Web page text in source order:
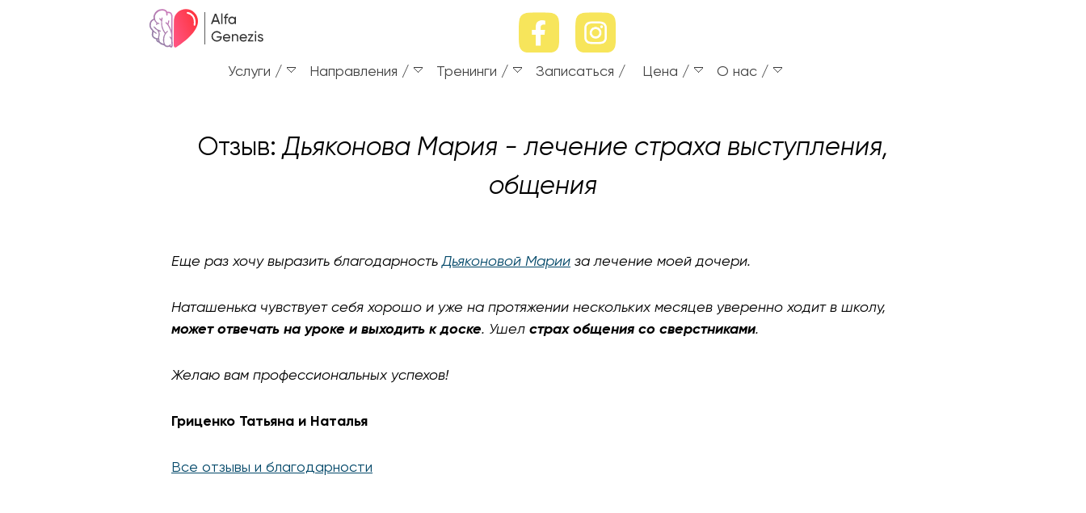
Услуги Направления Тренинги Записаться Цена О нас
Отзыв:Дьяконова Мария - лечение страха выступления,
общения
Еще раз хочу выразить благодарностьДьяконовой Марии за лечение моей дочери.
Наташенька чувствует себя хорошо и уже на протяжении нескольких месяцев уверенно ходит в школу,
может отвечать на уроке и выходить к доске. Ушел страх общения со сверстниками.
Желаю вам профессиональных успехов!
Гриценко Татьяна и Наталья
Все отзывы и благодарности